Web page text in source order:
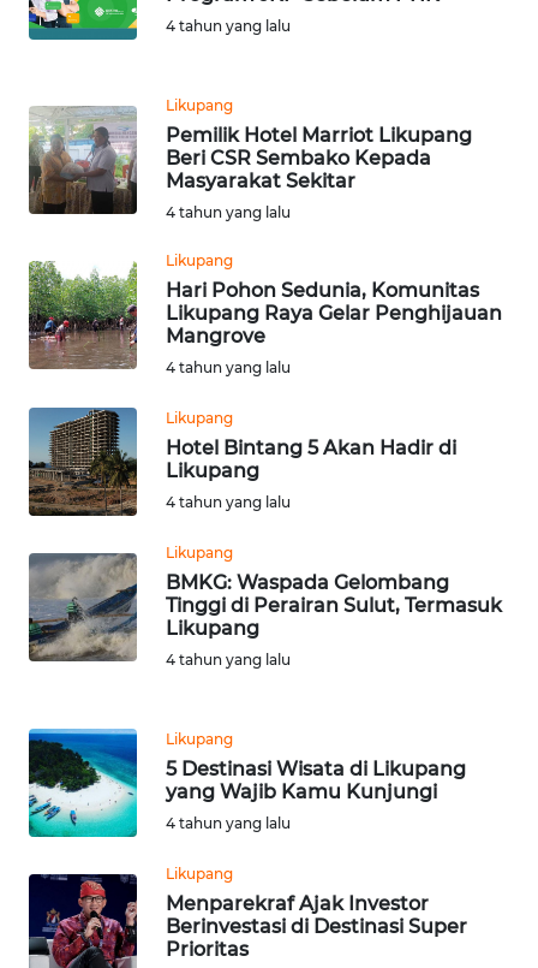
4 tahun yang lalu
Likupang
Pemilik Hotel Marriot Likupang
Beri CSR Sembako Kepada
Masyarakat Sekitar
4 tahun yang lalu
Likupang
Hari Pohon Sedunia, Komunitas
Likupang Raya Gelar Penghijauan
Mangrove
4 tahun yang lalu
Likupang
Hotel Bintang 5 Akan Hadir di
Likupang
4 tahun yang lalu
Likupang
BMKG: Waspada Gelombang
Tinggi di Perairan Sulut, Termasuk
Likupang
4 tahun yang lalu
Likupang
5 Destinasi Wisata di Likupang
yang Wajib Kamu Kunjungi
4 tahun yang lalu
Likupang
Menparekraf Ajak Investor
Berinvestasi di Destinasi Super
Prioritas
WN
BABEL
WN
SUMBAR
WN
SUMSEL
WN
BENGKULU
WN
WN
JATENG
WN
NUSANTARA
WN
JOGJA
WN
JATIM
WN
BALI
WN
KALBAR